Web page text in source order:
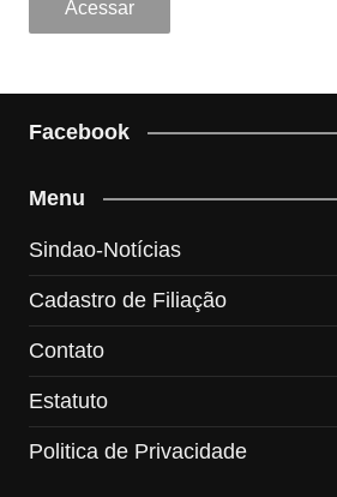
Facebook
Menu
Sindao-Notícias
Cadastro de Filiação
Contato
Estatuto
Politica de Privacidade